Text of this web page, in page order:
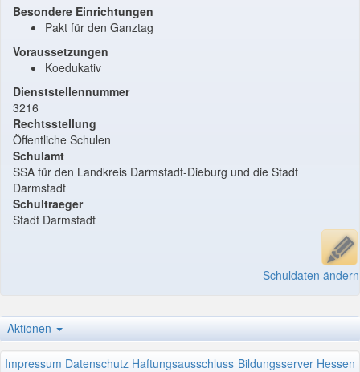
Besondere Einrichtungen
Pakt für den Ganztag
Voraussetzungen
Koedukativ
Dienststellennummer
3216
Rechtsstellung
Öffentliche Schulen
Schulamt
SSA für den Landkreis Darmstadt-Dieburg und die Stadt
Darmstadt
Schultraeger
Stadt Darmstadt
Schuldaten ändern
Aktionen
Impressum Datenschutz Haftungsausschluss Bildungsserver Hessen